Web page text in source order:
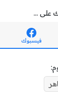
على ...
فيسبوك